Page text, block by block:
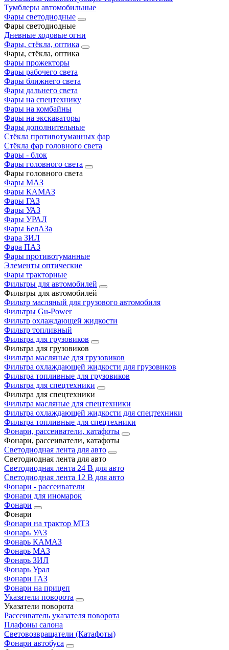
Тумблеры автомобильные
Фары светодиодные
Фары светодиодные
Дневные ходовые огни
Фары, стёкла, оптика
Фары, стёкла, оптика
Фары прожекторы
Фары рабочего света
Фары ближнего света
Фары дальнего света
Фары на спецтехнику
Фары на комбайны
Фары на экскаваторы
Фары дополнительные
Стёкла противотуманных фар
Стёкла фар головного света
Фары - блок
Фары головного света
Фары головного света
Фары МАЗ
Фары КАМАЗ
Фары ГАЗ
Фары УАЗ
Фары УРАЛ
Фары БелАЗа
Фара ЗИЛ
Фара ПАЗ
Фары противотуманные
Элементы оптические
Фары тракторные
Фильтры для автомобилей
Фильтры для автомобилей
Фильтр масляный для грузового автомобиля
Фильтры Gu-Power
Фильтр охлаждающей жидкости
Фильтр топливный
Фильтра для грузовиков
Фильтра для грузовиков
Фильтра масляные для грузовиков
Фильтра охлаждающей жидкости для грузовиков
Фильтра топливные для грузовиков
Фильтра для спецтехники
Фильтра для спецтехники
Фильтра масляные для спецтехники
Фильтра охлаждающей жидкости для спецтехники
Фильтра топливные для спецтехники
Фонари, рассеиватели, катафоты
Фонари, рассеиватели, катафоты
Светодиодная лента для авто
Светодиодная лента для авто
Светодиодная лента 24 В для авто
Светодиодная лента 12 В для авто
Фонари - рассеиватели
Фонари для иномарок
Фонари
Фонари
Фонари на трактор МТЗ
Фонарь УАЗ
Фонарь КАМАЗ
Фонарь МАЗ
Фонарь ЗИЛ
Фонарь Урал
Фонари ГАЗ
Фонари на прицеп
Указатели поворота
Указатели поворота
Рассеиватель указателя поворота
Плафоны салона
Световозвращатели (Катафоты)
Фонари автобуса